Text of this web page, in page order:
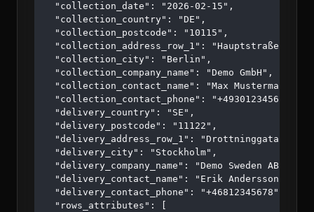
  "collection_date": "2026-02-15",
  "collection_country": "DE",
  "collection_postcode": "10115",
  "collection_address_row_1": "Hauptstraße 123",
  "collection_city": "Berlin",
  "collection_company_name": "Demo GmbH",
  "collection_contact_name": "Max Mustermann",
  "collection_contact_phone": "+4930123456",
  "delivery_country": "SE",
  "delivery_postcode": "11122",
  "delivery_address_row_1": "Drottninggatan 45",
  "delivery_city": "Stockholm",
  "delivery_company_name": "Demo Sweden AB",
  "delivery_contact_name": "Erik Andersson",
  "delivery_contact_phone": "+46812345678",
  "rows_attributes": [